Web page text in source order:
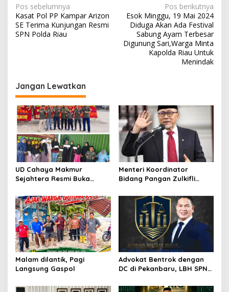
N
a
v
a
s
i
p
o
s
Pos sebelumnya
Kasat Pol PP Kampar Arizon
SE Terima Kunjungan Resmi
SPN Polda Riau
Pos berikutnya
Esok Minggu, 19 Mai 2024
Diduga Akan Ada Festival
Sabung Ayam Terbesar
Digunung Sari,Warga Minta
Kapolda Riau Untuk
Menindak
Jangan Lewatkan
UD Cahaya Makmur
Sejahtera Resmi Buka
Santuni 20 Anak Yatim
Menteri Koordinator
Bidang Pangan Zulkifli
Seluruh Program
Pemerintahan Presiden RI
H. Prabowo Subianto
Malam dilantik, Pagi
Langsung Gaspol
Advokat Bentrok dengan
DC di Pekanbaru, LBH SPN
Dugaan Premanisme